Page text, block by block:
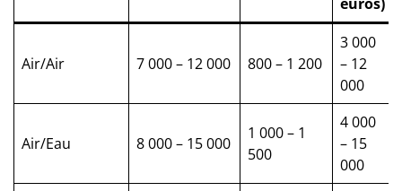
Air/Air 7 000 – 12 000 800 – 1 200
3 000
– 12
000
Air/Eau 8 000 – 15 000
1 000 – 1
500
4 000
– 15
000